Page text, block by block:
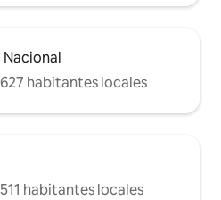
habitantes locales
habitantes locales